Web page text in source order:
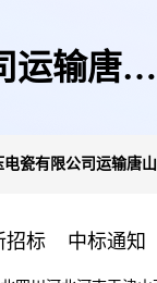
运输唐山
电瓷有限公司运输唐
招标 中标通知